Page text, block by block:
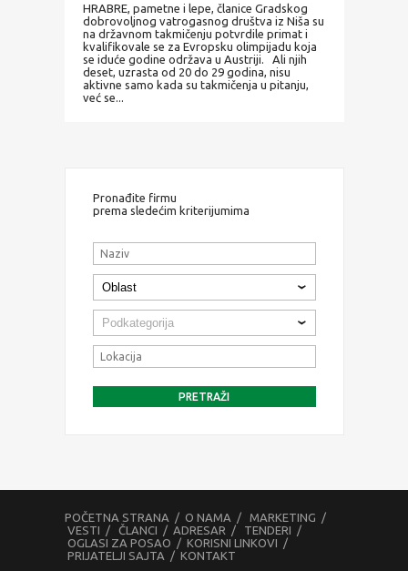
HRABRE, pametne i lepe, članice Gradskog
dobrovoljnog vatrogasnog društva iz Niša su
na državnom takmičenju potvrdile primat i
kvalifikovale se za Evropsku olimpijadu koja
se iduće godine održava u Austriji. Ali njih
deset, uzrasta od 20 do 29 godina, nisu
aktivne samo kada su takmičenja u pitanju,
već se...
Pronađite firmu
prema sledećim kriterijumima
POČETNA STRANA / O NAMA / MARKETING /
VESTI / ČLANCI / ADRESAR / TENDERI /
OGLASI ZA POSAO / KORISNI LINKOVI /
PRIJATELJI SAJTA / KONTAKT